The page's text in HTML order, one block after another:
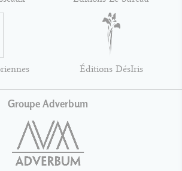
Éditions DésIris
Groupe Adverbum